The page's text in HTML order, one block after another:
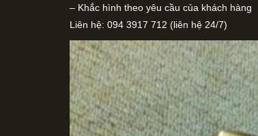
– Khắc hình theo yêu cầu của khách hàng
Liên hệ: 094 3917 712 (liên hệ 24/7)